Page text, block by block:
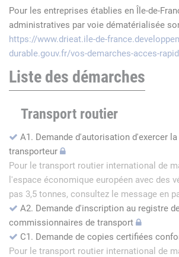
Pour les entreprises établies en Île-de-
administratives par voie dématérialisée
https://www.drieat.ile-de-
durable.gouv.fr/vos-demarches-acces-
Liste des démarches
Transport routier
A1. Demande d'autorisation d'exercer
transporteur
Pour le transport routier international de
l'espace économique européen avec des
pas 3,5 tonnes, consultez le message en
A2. Demande d'inscription au registre
commissionnaires de transport
C1. Demande de copies certifiées
Pour le transport routier international de